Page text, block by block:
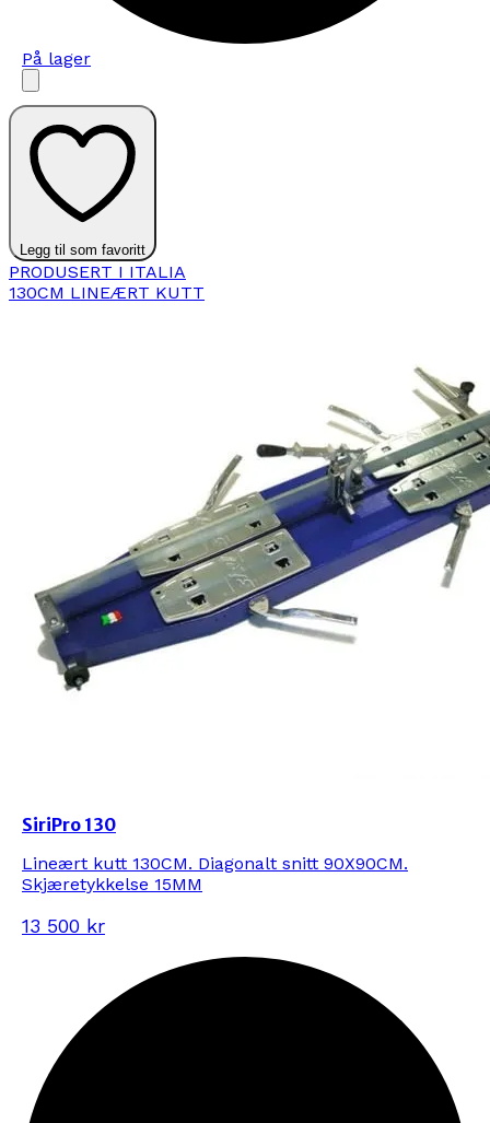
På lager
Legg til som favoritt
PRODUSERT I ITALIA
130CM LINEÆRT KUTT
SiriPro 130
Lineært kutt 130CM. Diagonalt snitt 90X90CM.
Skjæretykkelse 15MM
13 500 kr